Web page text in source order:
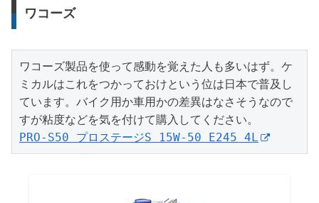
ワコーズ
ワコーズ製品を使って感動を覚えた人も多いはず。ケ
ミカルはこれをつかっておけという位は日本で普及し
ています。バイク用か車用かの差異はなさそうなので
PRO-S50 プロステージS 15W-50 E245 4L